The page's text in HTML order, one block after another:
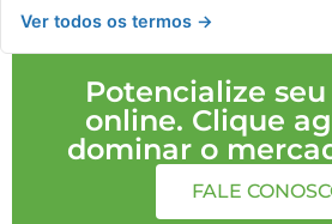
Ver todos os termos →
Potencialize
online. Clique
dominar o
FALE